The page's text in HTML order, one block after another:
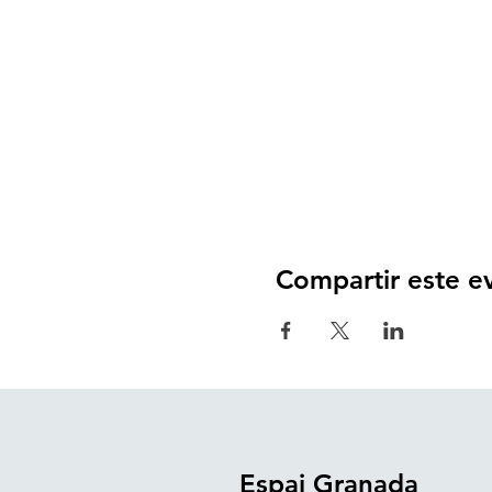
Compartir este
Espai Granada